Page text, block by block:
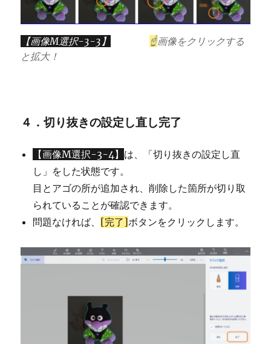
【画像M選択-3-3】 ☝画像をクリックする
と拡大！
４．切り抜きの設定し直し完了
【画像M選択-3-4】 は、「切り抜きの設定し直
し」をした状態です。
目とアゴの所が追加され、削除した箇所が切り取
られていることが確認できます。
問題なければ、 [完了]ボタンをクリックします。